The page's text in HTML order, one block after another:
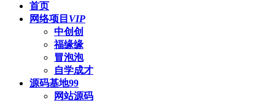
首页
网络项目 VIP
中创创
福缘缘
冒泡泡
自学成才
源码基地99
网站源码